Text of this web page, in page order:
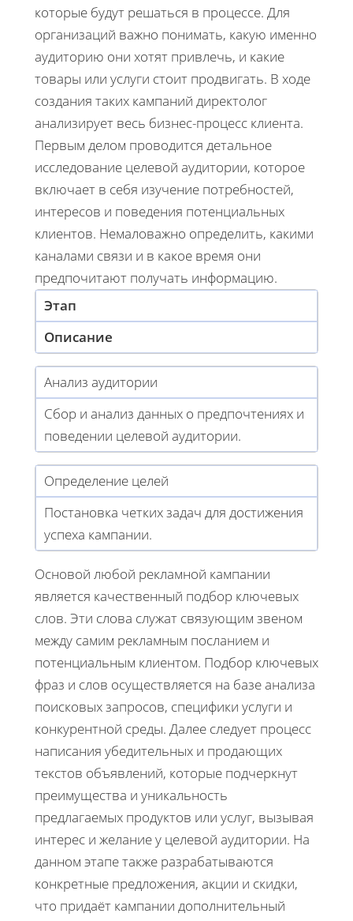
которые будут решаться в процессе. Для
организаций важно понимать, какую именно
аудиторию они хотят привлечь, и какие
товары или услуги стоит продвигать. В ходе
создания таких кампаний директолог
анализирует весь бизнес-процесс клиента.
Первым делом проводится детальное
исследование целевой аудитории, которое
включает в себя изучение потребностей,
интересов и поведения потенциальных
клиентов. Немаловажно определить, какими
каналами связи и в какое время они
предпочитают получать информацию.
Этап
Описание
Анализ аудитории
Сбор и анализ данных о предпочтениях и
поведении целевой аудитории.
Определение целей
Постановка четких задач для достижения
успеха кампании.
Основой любой рекламной кампании
является качественный подбор ключевых
слов. Эти слова служат связующим звеном
между самим рекламным посланием и
потенциальным клиентом. Подбор ключевых
фраз и слов осуществляется на базе анализа
поисковых запросов, специфики услуги и
конкурентной среды. Далее следует процесс
написания убедительных и продающих
текстов объявлений, которые подчеркнут
преимущества и уникальность
предлагаемых продуктов или услуг, вызывая
интерес и желание у целевой аудитории. На
данном этапе также разрабатываются
конкретные предложения, акции и скидки,
что придаёт кампании дополнительный